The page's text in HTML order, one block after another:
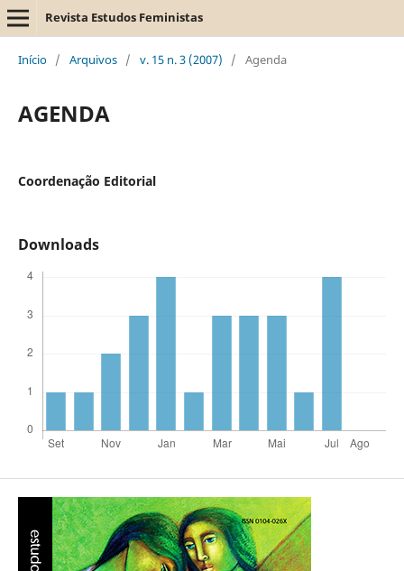
Revista Estudos Feministas
Início / Arquivos / v. 15 n. 3 (2007) / Agenda
AGENDA
Coordenação Editorial
Downloads